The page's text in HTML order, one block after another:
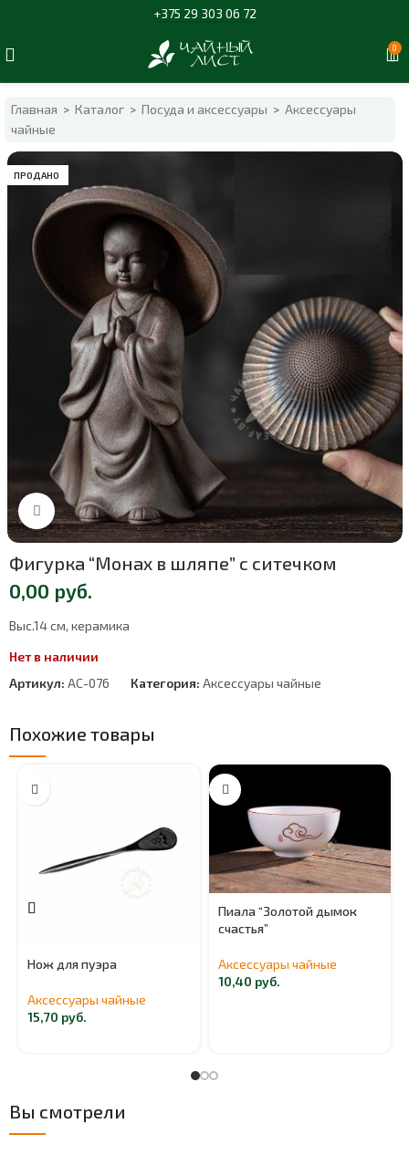
+375 29 303 06 72
0
Главная >Каталог >Посуда и аксессуары >Аксессуары
чайные
ПРОДАНО
Нажмите, чтобы увеличить
Фигурка “Монах в шляпе” с ситечком
0,00 руб.
Выс.14 см, керамика
Нет в наличии
Артикул:AC-076 Категория: Аксессуары чайные
Похожие товары
Нож для пуэра
Аксессуары чайные
15,70 руб.
Пиала “Золотой дымок
счастья”
Аксессуары чайные
10,40 руб.
Вы смотрели